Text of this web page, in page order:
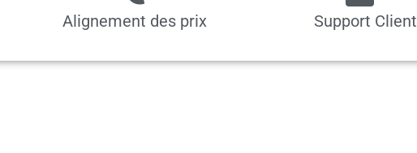
Alignement des prix Support Client